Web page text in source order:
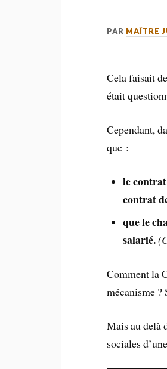
PAR MAÎTRE
Cela faisait
était
Cependant,
que :
le
contrat
que le
salarié.
Comment la
mécanisme ?
Mais au delà
sociales